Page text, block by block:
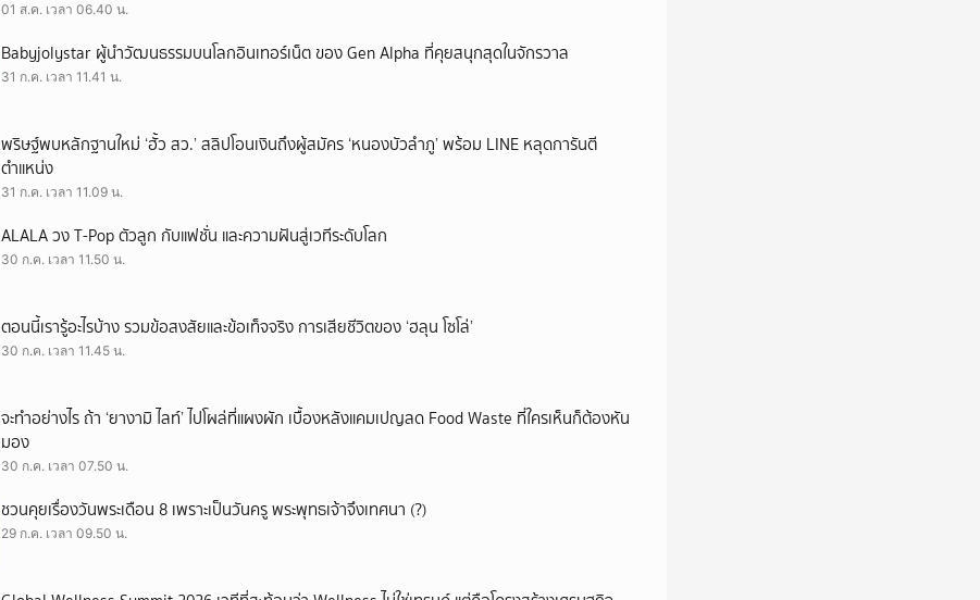
01 ส.ค. เวลา 06.40 น.
Babyjolystar ผู้นำวัฒนธรรมบนโลกอินเทอร์เน็ต ของ Gen Alpha ที่คุยสนุกสุดในจักรวาล
31 ก.ค. เวลา 11.41 น.
พริษฐ์พบหลักฐานใหม่ ‘ฮั้ว สว.’ สลิปโอนเงินถึงผู้สมัคร ‘หนองบัวลำภู’ พร้อม LINE หลุดการันตี
ตำแหน่ง
31 ก.ค. เวลา 11.09 น.
ALALA วง T-Pop ตัวลูก กับแฟชั่น และความฝันสู่เวทีระดับโลก
30 ก.ค. เวลา 11.50 น.
ตอนนี้เรารู้อะไรบ้าง รวมข้อสงสัยและข้อเท็จจริง การเสียชีวิตของ ‘ฮลุน โซโล่’
30 ก.ค. เวลา 11.45 น.
จะทำอย่างไร ถ้า ‘ยางามิ ไลท์’ ไปโผล่ที่แผงผัก เบื้องหลังแคมเปญลด Food Waste ที่ใครเห็นก็ต้องหัน
มอง
30 ก.ค. เวลา 07.50 น.
ชวนคุยเรื่องวันพระเดือน 8 เพราะเป็นวันครู พระพุทธเจ้าจึงเทศนา (?)
29 ก.ค. เวลา 09.50 น.